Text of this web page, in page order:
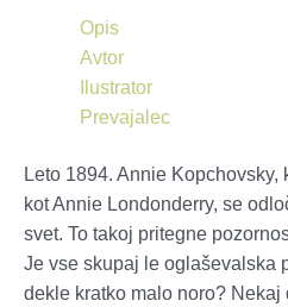
Opis
Avtor
Ilustrator
Prevajalec
Leto 1894. Annie
kot Annie Londonderry, se
svet. To takoj pritegne
Je vse skupaj le oglaševalska
dekle kratko malo noro? Nekaj